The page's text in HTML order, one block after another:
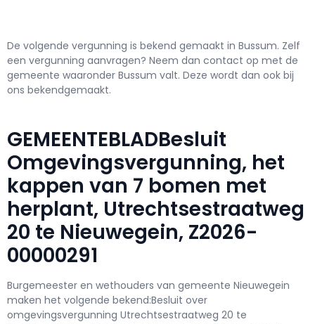
De volgende vergunning is bekend gemaakt in Bussum. Zelf
een vergunning aanvragen? Neem dan contact op met de
gemeente waaronder Bussum valt. Deze wordt dan ook bij
ons bekendgemaakt.
GEMEENTEBLADBesluit
Omgevingsvergunning, het
kappen van 7 bomen met
herplant, Utrechtsestraatweg
20 te Nieuwegein, Z2026-
00000291
Burgemeester en wethouders van gemeente Nieuwegein
maken het volgende bekend:Besluit over
omgevingsvergunning Utrechtsestraatweg 20 te